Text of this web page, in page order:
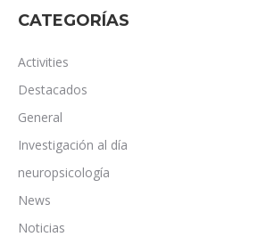
CATEGORÍAS
Activities
Destacados
General
Investigación al día
neuropsicología
News
Noticias